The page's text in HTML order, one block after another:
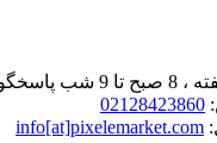
شما هستیم.
02128423860
info[at]pixelemarket.com